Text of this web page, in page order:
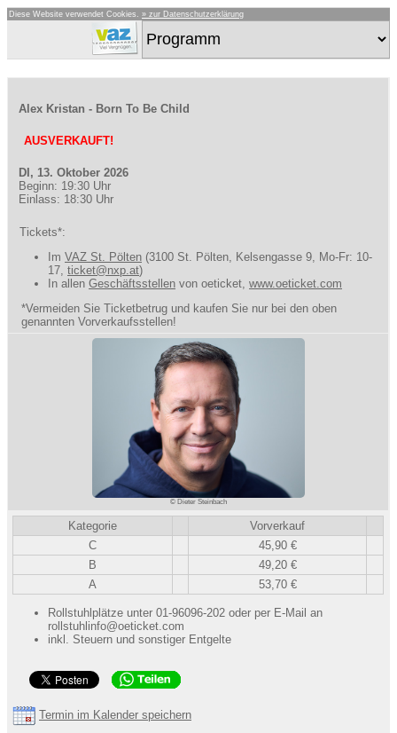
Diese Website verwendet Cookies. » zur Datenschutzerklärung
Alex Kristan - Born To Be Child
AUSVERKAUFT!
DI, 13. Oktober 2026
Beginn: 19:30 Uhr
Einlass: 18:30 Uhr
Tickets*:
Im VAZ St. Pölten (3100 St. Pölten, Kelsengasse 9, Mo-Fr: 10-
17, ticket@nxp.at)
In allen Geschäftsstellen von oeticket, www.oeticket.com
*Vermeiden Sie Ticketbetrug und kaufen Sie nur bei den oben
genannten Vorverkaufsstellen!
© Dieter Steinbach
Kategorie
Vorverkauf
C
45,90 €
B
49,20 €
A
53,70 €
Rollstuhlplätze unter 01-96096-202 oder per E-Mail an
rollstuhlinfo@oeticket.com
inkl. Steuern und sonstiger Entgelte
Termin im Kalender speichern